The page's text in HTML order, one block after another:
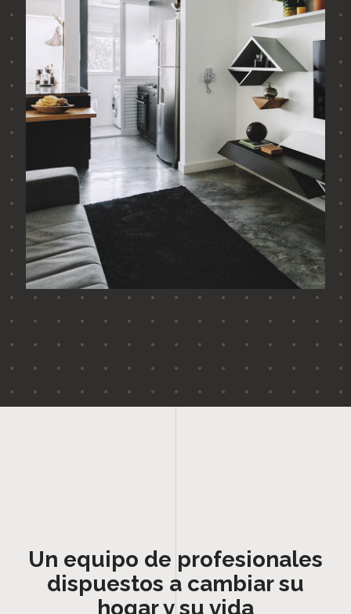
Un equipo de profesionales
dispuestos a cambiar su
hogar y su vida